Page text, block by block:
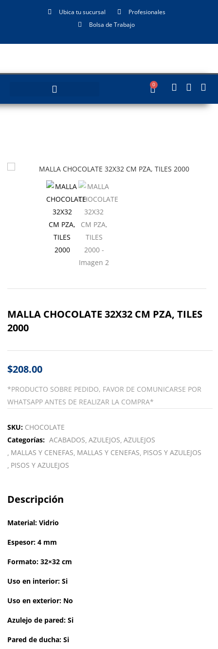
Ubica tu sucursal
Profesionales
Bolsa de Trabajo
0
MALLA CHOCOLATE 32X32 CM PZA, TILES
2000
$208.00
*PRODUCTO SOBRE PEDIDO, FAVOR DE COMUNICARSE POR
WHATSAPP ANTES DE REALIZAR LA COMPRA*
SKU: CHOCOLATE
Categorías: ACABADOS AZULEJOS AZULEJOS
MALLAS Y CENEFAS MALLAS Y CENEFAS PISOS Y AZULEJOS
PISOS Y AZULEJOS
Descripción
Material: Vidrio
Espesor: 4 mm
Formato: 32×32 cm
Uso en interior: Si
Uso en exterior: No
Azulejo de pared: Si
Pared de ducha: Si